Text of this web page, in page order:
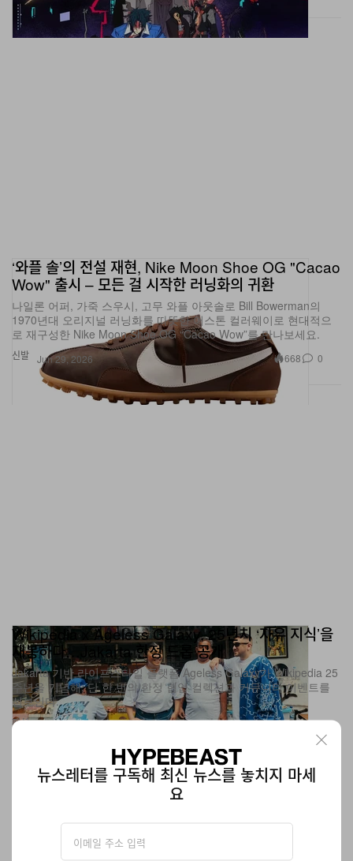
신발
‘와플 솔’의 전설 재현, Nike Moon Shoe OG "Cacao
Wow" 출시 – 모든 걸 시작한 러닝화의 귀환
나일론 어퍼, 가죽 스우시, 고무 와플 아웃솔로 Bill Bowerman의
1970년대 오리지널 러닝화를 따뜻한 어스톤 컬러웨이로 현대적으
로 재구성한 Nike Moon Shoe OG “Cacao Wow”를 만나보세요.
Jun 29, 2026 668 0
패션
Wikipedia x Ageless Galaxy, 25년치 ‘자유 지식’을
재봉하다…Jakarta 한정 드롭 공개
Jakarta 기반 라이프스타일 플랫폼 Ageless Galaxy가 Wikipedia 25
주년을 기념해, 단 한 번의 한정 협업 컬렉션과 커뮤니티 이벤트를
선보인다.
468 0
뉴스레터를 구독해 최신 뉴스를 놓치지 마세
요